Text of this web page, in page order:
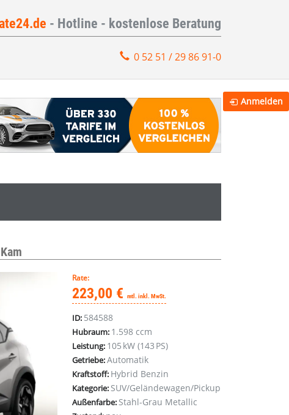
- Hotline - kostenlose Beratung
0 52 51 / 29 86 91-0
Rate:
223,00 € mtl. inkl. MwSt.
ID: 584588
Hubraum: 1.598 ccm
Leistung: 105 kW (143 PS)
Getriebe:Automatik
Kraftstoff: Hybrid Benzin
Kategorie: SUV/Geländewagen/Pickup
Außenfarbe: Stahl-Grau Metallic
Anmelden